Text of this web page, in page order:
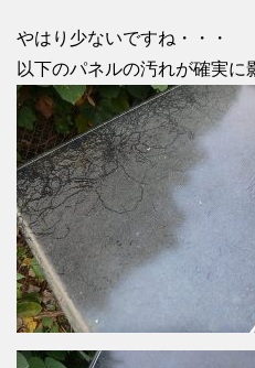
やはり少ないですね・・・
以下のパネルの汚れが確実に